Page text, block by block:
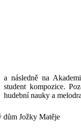
a následně na
student kompozice.
hudební nauky a